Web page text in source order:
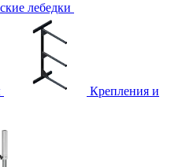
лебедки
Крепления и